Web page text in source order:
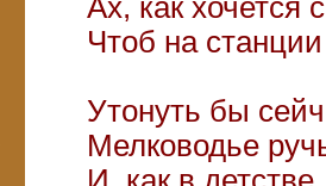
Ах, как хочется
Чтоб на
Утонуть бы
Мелководье